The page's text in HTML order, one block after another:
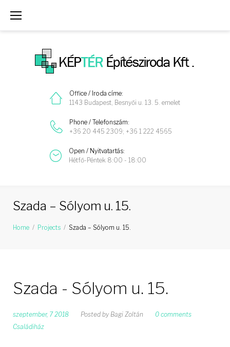
Office / Iroda címe:
1143 Budapest, Besnyői u. 13. 5. emelet
Phone / Telefonszám:
+36 20 445 2309; +36 1 222 4565
Open / Nyitvatartás:
Hétfő-Péntek 8:00 - 18:00
Szada – Sólyom u. 15.
Home / Projects / Szada – Sólyom u. 15.
Szada - Sólyom u. 15.
szeptember, 7 2018 Posted by Bagi Zoltán
0 comments
Családiház